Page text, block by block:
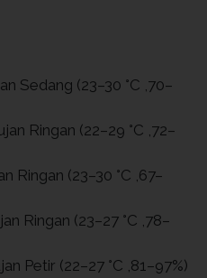
Sedang (23–30 °C ,70–
Ringan (22–29 °C ,72–
Ringan (23–30 °C ,67–
Ringan (23–27 °C ,78–
Petir (22–27 °C ,81–97%)